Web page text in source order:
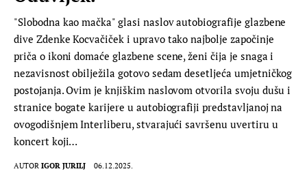
"Slobodna kao mačka" glasi naslov autobiografije glazbene
dive Zdenke Kocvačiček i upravo tako najbolje započinje
priča o ikoni domaće glazbene scene, ženi čija je snaga i
nezavisnost obilježila gotovo sedam desetljeća umjetničkog
postojanja. Ovim je knjiškim naslovom otvorila svoju dušu i
stranice bogate karijere u autobiografiji predstavljanoj na
ovogodišnjem Interliberu, stvarajući savršenu uvertiru u
koncert koji…
AUTOR IGOR JURILJ 06.12.2025.